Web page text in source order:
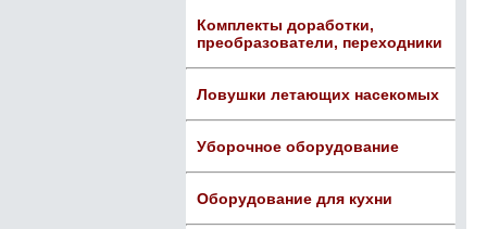
Комплекты доработки,
преобразователи, переходники
Ловушки летающих насекомых
Уборочное оборудование
Оборудование для кухни